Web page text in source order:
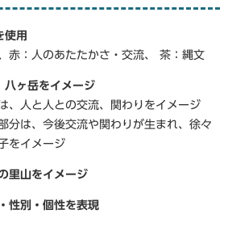
使用
赤：人のあたたかさ・交流、 茶：縄文
ヶ岳をイメージ
、人と人との交流、関わりをイメージ
分は、今後交流や関わりが生まれ、徐々
をイメージ
里山をイメージ
性別・個性を表現